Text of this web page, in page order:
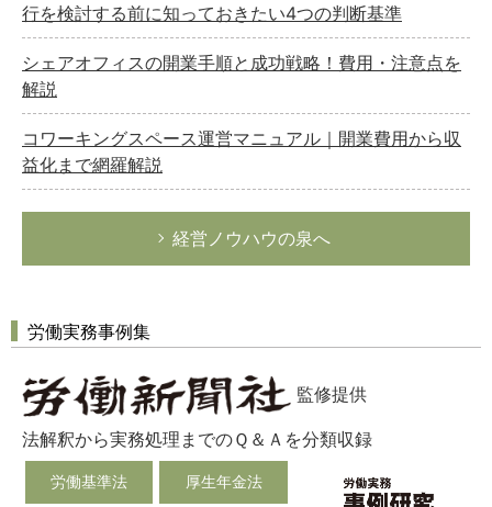
行を検討する前に知っておきたい4つの判断基準
シェアオフィスの開業手順と成功戦略！費用・注意点を
解説
コワーキングスペース運営マニュアル｜開業費用から収
益化まで網羅解説
経営ノウハウの泉へ
労働実務事例集
監修提供
法解釈から実務処理までのＱ＆Ａを分類収録
労働基準法 厚生年金法